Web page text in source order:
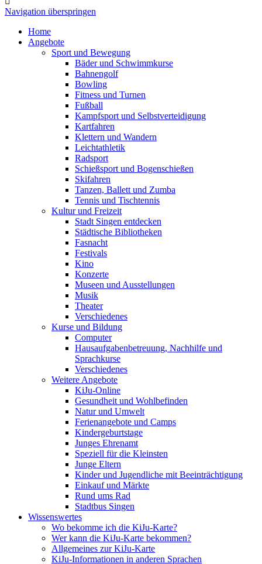
Navigation überspringen
Home
Angebote
Sport und Bewegung
Bäder und Schwimmkurse
Bahnengolf
Bowling
Fitness und Turnen
Fußball
Kampfsport und Selbstverteidigung
Kartfahren
Klettern und Wandern
Leichtathletik
Radsport
Schießsport und Bogenschießen
Skifahren
Tanzen, Ballett und Zumba
Tennis und Tischtennis
Kultur und Freizeit
Stadt Singen entdecken
Städtische Bibliotheken
Fasnacht
Festivals
Kino
Konzerte
Museen und Ausstellungen
Musik
Theater
Verschiedenes
Kurse und Bildung
Computer
Hausaufgabenbetreuung, Nachhilfe und
Sprachkurse
Verschiedenes
Weitere Angebote
KiJu-Online
Gesundheit und Wohlbefinden
Natur und Umwelt
Ferienangebote und Camps
Kindergeburtstage
Junges Ehrenamt
Speziell für die Kleinsten
Junge Eltern
Kinder und Jugendliche mit Beeinträchtigung
Einkauf und Märkte
Rund ums Rad
Stadtbus Singen
Wissenswertes
Wo bekomme ich die KiJu-Karte?
Wer kann die KiJu-Karte bekommen?
Allgemeines zur KiJu-Karte
KiJu-Informationen in anderen Sprachen